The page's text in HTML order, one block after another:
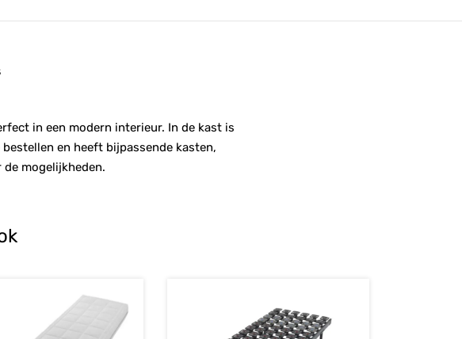
in een modern interieur. In de kast is
en heeft bijpassende kasten,
mogelijkheden.